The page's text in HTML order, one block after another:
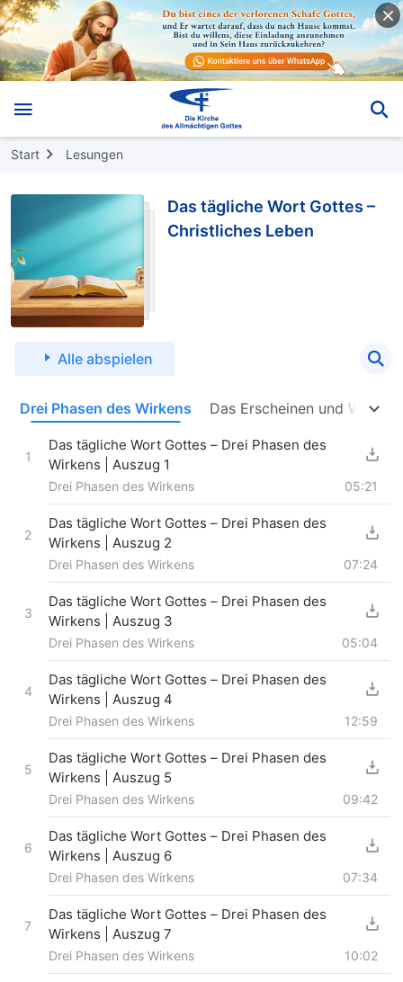
Start Lesungen
Das tägliche Wort Gottes –
Christliches Leben
Alle abspielen
Drei Phasen des Wirkens Das Erscheinen und Werk
1
Das tägliche Wort Gottes – Drei Phasen des
Wirkens | Auszug 1
Drei Phasen des Wirkens 05:21
2
Das tägliche Wort Gottes – Drei Phasen des
Wirkens | Auszug 2
Drei Phasen des Wirkens 07:24
3
Das tägliche Wort Gottes – Drei Phasen des
Wirkens | Auszug 3
Drei Phasen des Wirkens 05:04
4
Das tägliche Wort Gottes – Drei Phasen des
Wirkens | Auszug 4
Drei Phasen des Wirkens 12:59
5
Das tägliche Wort Gottes – Drei Phasen des
Wirkens | Auszug 5
Drei Phasen des Wirkens 09:42
6
Das tägliche Wort Gottes – Drei Phasen des
Wirkens | Auszug 6
Drei Phasen des Wirkens 07:34
7
Das tägliche Wort Gottes – Drei Phasen des
Wirkens | Auszug 7
Drei Phasen des Wirkens 10:02